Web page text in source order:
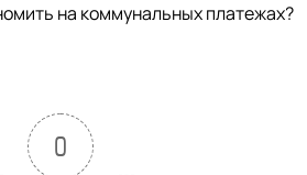
на коммунальных платежах?
0